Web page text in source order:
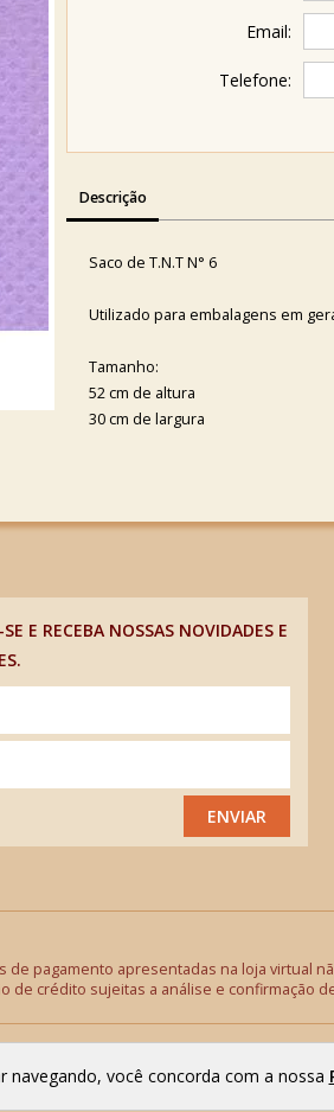
Email:
Telefone:
Descrição
Saco de T.N.T N° 6
Utilizado para embalagens em
Tamanho:
52 cm de altura
30 cm de largura
E RECEBA NOSSAS NOVIDADES E
ENVIAR
de pagamento apresentadas na loja virtual
de crédito sujeitas a análise e confirmação
navegando, você concorda com a nossa